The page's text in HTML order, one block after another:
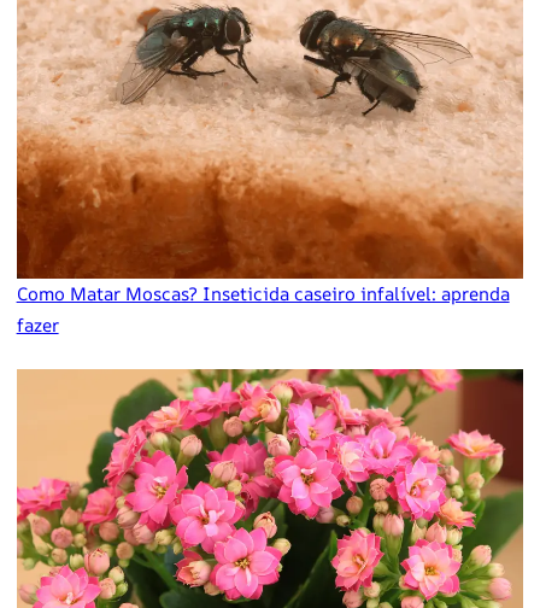
Como Matar Moscas? Inseticida caseiro infalível: aprenda
fazer